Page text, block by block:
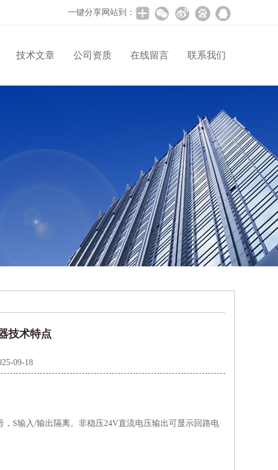
一键分享网站到：
技术文章 公司资质 在线留言 联系我们
技术特点
09-18
S输入/输出隔离。非稳压24V直流电压输出可显示回路电